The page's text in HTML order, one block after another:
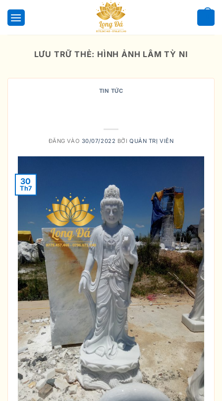
qua
LƯU TRỮ THẺ: HÌNH ẢNH LÂM TỲ NI
TIN TỨC
ĐĂNG VÀO 30/07/2022 BỞIQUẢN TRỊ VIÊN
30
Th7